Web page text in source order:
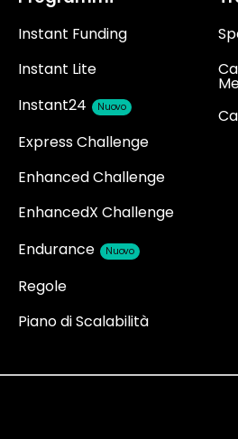
Instant Funding
Instant Lite
Instant24
Nuovo
Express Challenge
Enhanced Challenge
EnhancedX Challenge
Endurance
Nuovo
Regole
Piano di Scalabilità